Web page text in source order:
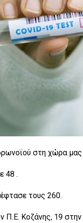
στη χώρα
48 .
τους 260.
Π.Ε. Κοζάνης, 19